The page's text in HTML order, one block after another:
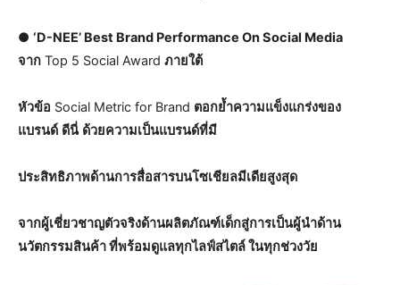
● ‘D-NEE’ Best Brand Performance On Social Media
จาก Top 5 Social Award ภายใต้
หัวข้อ Social Metric for Brand ตอกย้ำความแข็งแกร่งของ
แบรนด์ ดีนี่ ด้วยความเป็นแบรนด์ที่มี
ประสิทธิภาพด้านการสื่อสารบนโซเชียลมีเดียสูงสุด
จากผู้เชี่ยวชาญตัวจริงด้านผลิตภัณฑ์เด็กสู่การเป็นผู้นำด้าน
นวัตกรรมสินค้า ที่พร้อมดูแลทุกไลฟ์สไตล์ ในทุกช่วงวัย